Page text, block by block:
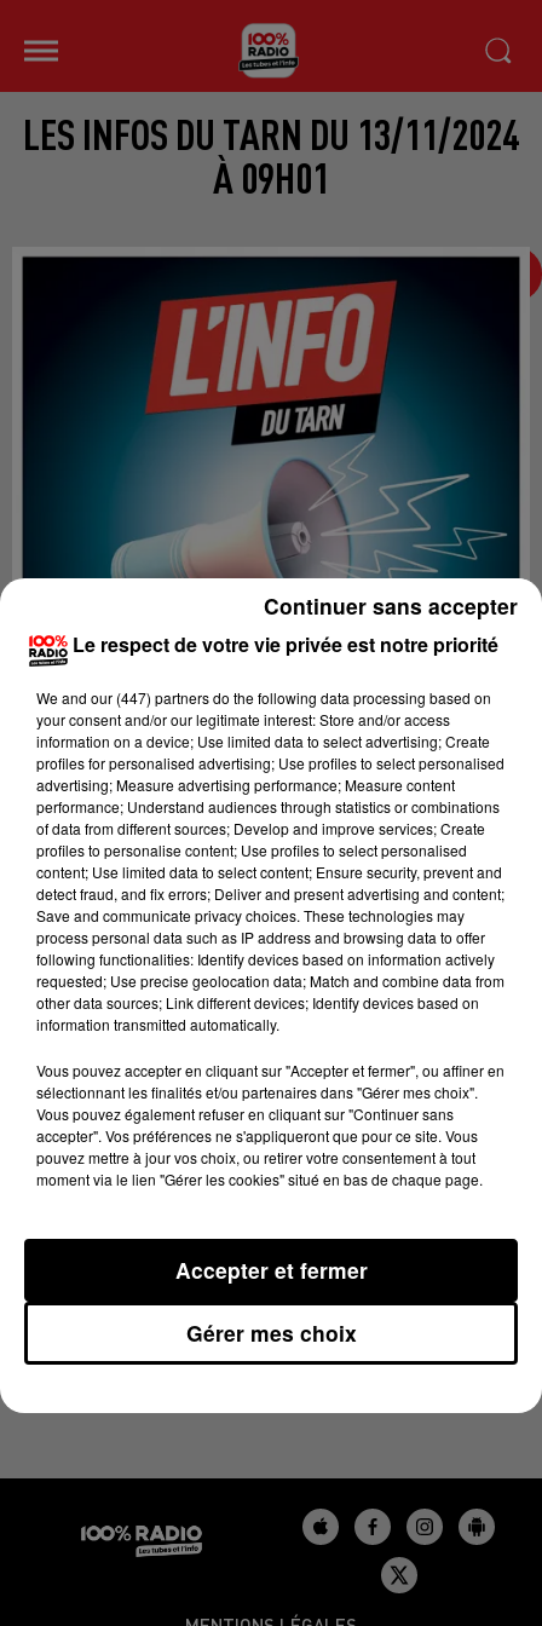
LES INFOS DU TARN DU 13/11/2024
À 09H01
Lecture (4 min 19 sec)
100%
13 novembre 2024 - 4 min 19 sec
LES INFOS DU TARN DU 13/11/2024 À 09H01
Le respect de votre vie privée est notre priorité
We and our (447) partnersdo the following data processing based on
your consent and/or our legitimate interest: Store and/or access
information on a device; Use limited data to select advertising; Create
profiles for personalised advertising; Use profiles to select personalised
advertising; Measure advertising performance; Measure content
performance; Understand audiences through statistics or combinations
of data from different sources; Develop and improve services; Create
profiles to personalise content; Use profiles to select personalised
content; Use limited data to select content; Ensure security, prevent and
detect fraud, and fix errors; Deliver and present advertising and content;
Save and communicate privacy choices. These technologies may
process personal data such as IP address and browsing data to offer
following functionalities: Identify devices based on information actively
requested; Use precise geolocation data; Match and combine data from
other data sources; Link different devices; Identify devices based on
information transmitted automatically.
Vous pouvez accepter en cliquant sur "Accepter et fermer", ou affiner en
sélectionnant les finalités et/ou partenaires dans "Gérer mes choix".
Vous pouvez également refuser en cliquant sur "Continuer sans
accepter". Vos préférences ne s'appliqueront que pour ce site. Vous
pouvez mettre à jour vos choix, ou retirer votre consentement à tout
moment via le lien "Gérer les cookies" situé en bas de chaque page.
Gérer mes choix
Accepter et fermer
Continuer sans accepter